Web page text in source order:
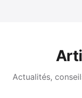
Actualités,